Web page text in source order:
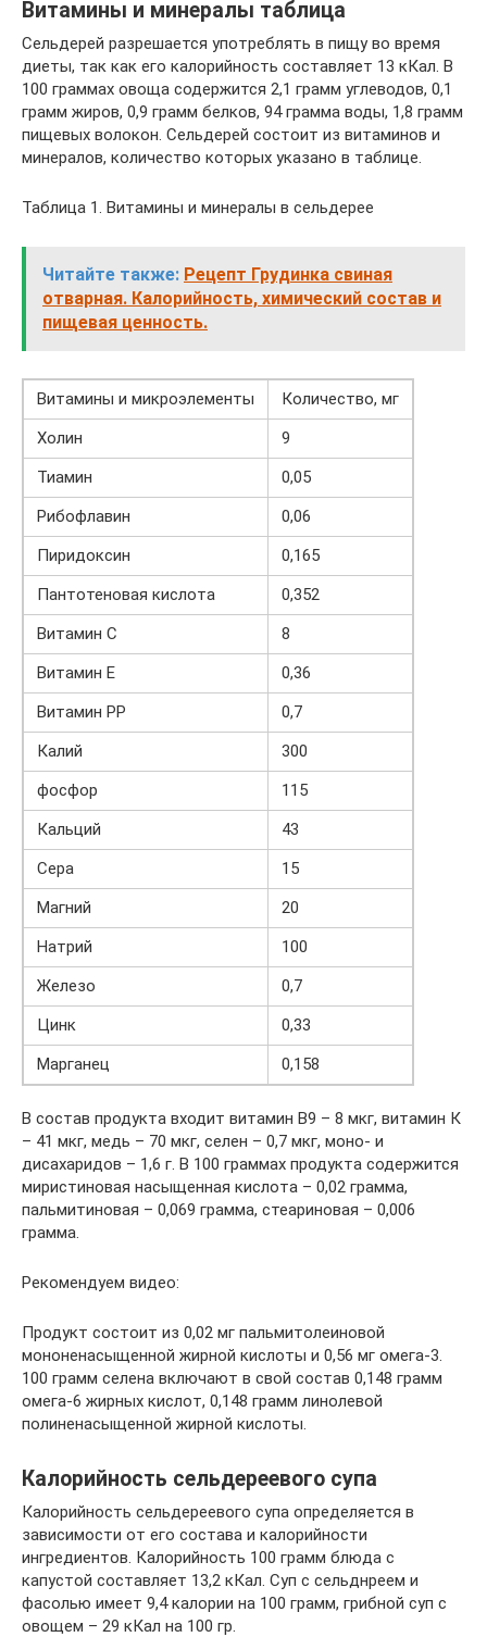
Витамины и минералы таблица
Сельдерей разрешается употреблять в пищу во время
диеты, так как его калорийность составляет 13 кКал. В
100 граммах овоща содержится 2,1 грамм углеводов, 0,1
грамм жиров, 0,9 грамм белков, 94 грамма воды, 1,8 грамм
пищевых волокон. Сельдерей состоит из витаминов и
минералов, количество которых указано в таблице.
Таблица 1. Витамины и минералы в сельдерее
Читайте также: Рецепт Грудинка свиная
отварная. Калорийность, химический состав и
пищевая ценность.
Витамины и микроэлементы
Количество, мг
Холин
9
Тиамин
0,05
Рибофлавин
0,06
Пиридоксин
0,165
Пантотеновая кислота
0,352
Витамин С
8
Витамин Е
0,36
Витамин РР
0,7
Калий
300
фосфор
115
Кальций
43
Сера
15
Магний
20
Натрий
100
Железо
0,7
Цинк
0,33
Марганец
0,158
В состав продукта входит витамин В9 – 8 мкг, витамин К
– 41 мкг, медь – 70 мкг, селен – 0,7 мкг, моно- и
дисахаридов – 1,6 г. В 100 граммах продукта содержится
миристиновая насыщенная кислота – 0,02 грамма,
пальмитиновая – 0,069 грамма, стеариновая – 0,006
грамма.
Рекомендуем видео:
Продукт состоит из 0,02 мг пальмитолеиновой
мононенасыщенной жирной кислоты и 0,56 мг омега-3.
100 грамм селена включают в свой состав 0,148 грамм
омега-6 жирных кислот, 0,148 грамм линолевой
полиненасыщенной жирной кислоты.
Калорийность сельдереевого супа
Калорийность сельдереевого супа определяется в
зависимости от его состава и калорийности
ингредиентов. Калорийность 100 грамм блюда с
капустой составляет 13,2 кКал. Суп с сельднреем и
фасолью имеет 9,4 калории на 100 грамм, грибной суп с
овощем – 29 кКал на 100 гр.